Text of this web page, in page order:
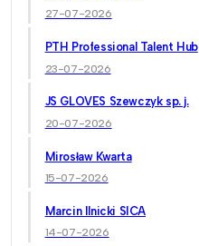
27-07-2026
PTH Professional Talent Hub
23-07-2026
JS GLOVES Szewczyk sp. j.
20-07-2026
Mirosław Kwarta
15-07-2026
Marcin Ilnicki SICA
14-07-2026